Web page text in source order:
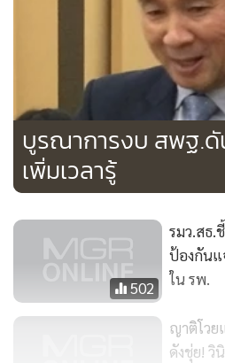
พญ.ศิริพร กล่าวว่า นมผสมสามาร
20% แต่กลับมีการโฆษณาในลักษณ
นมแม่ได้ หรือบางโฆษณาสร้างควา
แม่ ซึ่งเป็นสิ่งที่ผิด หากเด็กไม่ได้กิน
โดยเฉพาะการได้รับภูมิต้านทานที่มี
กระเพาะเด็กแล้วอุดช่องว่างระหว่า
ต่างๆ ซึ่งเหล่านี้เป็นสิ่งที่นมผสมไม่
แม่ได้ อีกทั้งมีงานวิจัยระบุชัดเจนว่า
สติปัญญามากกว่าเด็กที่ไม่ได้กิน ร
ความผูกพันที่เด็กจะได้สัมผัสจากแม่
บูรณาการงบ สพฐ.ดั
เพิ่มเวลารู้
502
รมว.สธ.
ป้องกันแ
ใน รพ.
ญาติโว
ดังชุ่ย! วิ